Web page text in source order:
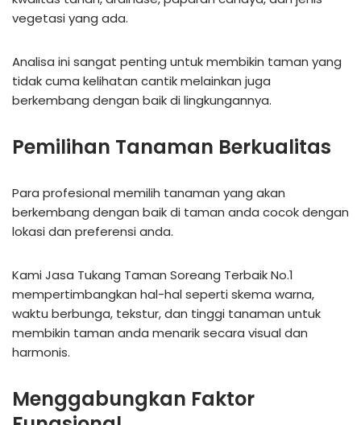
vegetasi yang ada.
Analisa ini sangat penting untuk membikin taman yang
tidak cuma kelihatan cantik melainkan juga
berkembang dengan baik di lingkungannya.
Pemilihan Tanaman Berkualitas
Para profesional memilih tanaman yang akan
berkembang dengan baik di taman anda cocok dengan
lokasi dan preferensi anda.
Kami Jasa Tukang Taman Soreang Terbaik No.1
mempertimbangkan hal-hal seperti skema warna,
waktu berbunga, tekstur, dan tinggi tanaman untuk
membikin taman anda menarik secara visual dan
harmonis.
Menggabungkan Faktor